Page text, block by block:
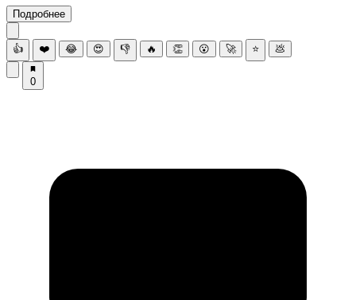
Подробнее
👍 ❤️ 😂 😍 👎 🔥 👏 😮 🚀 ⭐ 💩
0